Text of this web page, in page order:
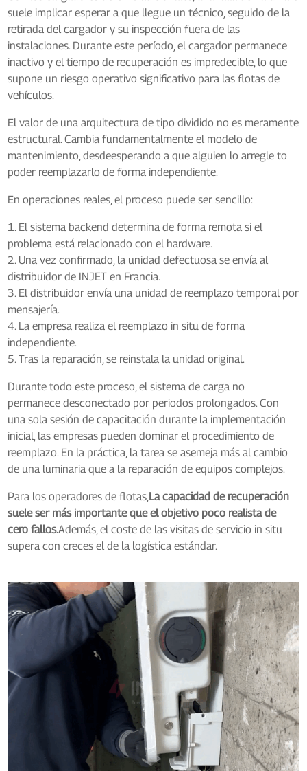
suele implicar esperar a que llegue un técnico, seguido de la
retirada del cargador y su inspección fuera de las
instalaciones. Durante este período, el cargador permanece
inactivo y el tiempo de recuperación es impredecible, lo que
supone un riesgo operativo significativo para las flotas de
vehículos.
El valor de una arquitectura de tipo dividido no es meramente
estructural. Cambia fundamentalmente el modelo de
mantenimiento, desdeesperando a que alguien lo arregle to
poder reemplazarlo de forma independiente.
En operaciones reales, el proceso puede ser sencillo:
1. El sistema backend determina de forma remota si el
problema está relacionado con el hardware.
2. Una vez confirmado, la unidad defectuosa se envía al
distribuidor de INJET en Francia.
3. El distribuidor envía una unidad de reemplazo temporal por
mensajería.
4. La empresa realiza el reemplazo in situ de forma
independiente.
5. Tras la reparación, se reinstala la unidad original.
Durante todo este proceso, el sistema de carga no
permanece desconectado por periodos prolongados. Con
una sola sesión de capacitación durante la implementación
inicial, las empresas pueden dominar el procedimiento de
reemplazo. En la práctica, la tarea se asemeja más al cambio
de una luminaria que a la reparación de equipos complejos.
Para los operadores de flotas,La capacidad de recuperación
suele ser más importante que el objetivo poco realista de
cero fallos.Además, el coste de las visitas de servicio in situ
supera con creces el de la logística estándar.